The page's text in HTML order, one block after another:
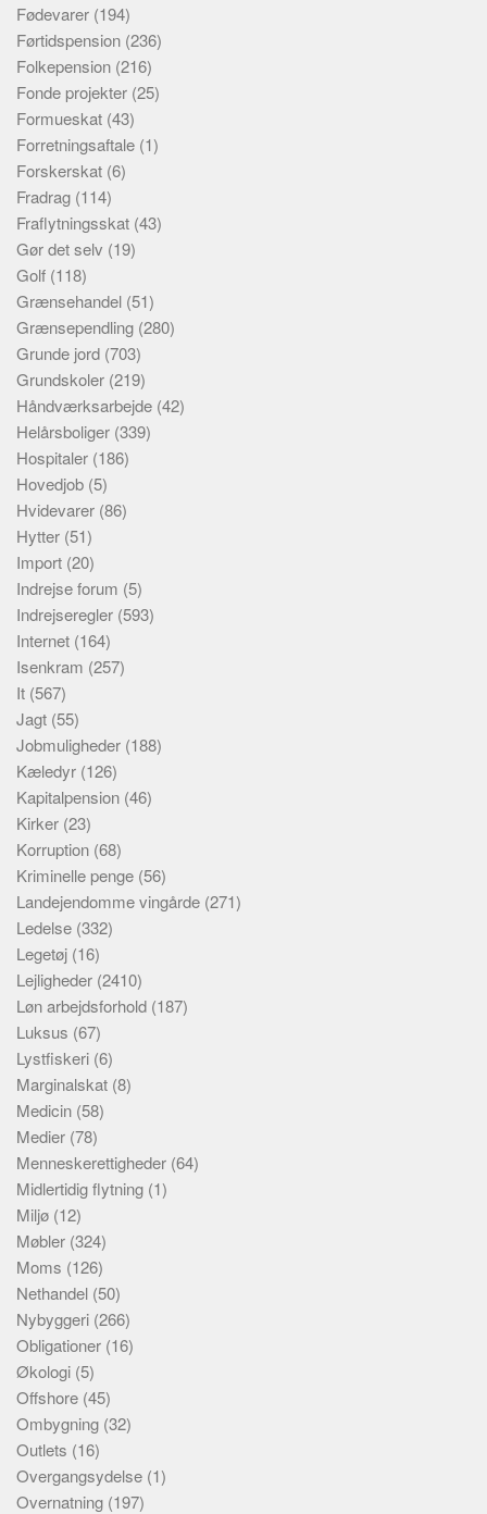
Fødevarer (194)
Førtidspension (236)
Folkepension (216)
Fonde projekter (25)
Formueskat (43)
Forretningsaftale (1)
Forskerskat (6)
Fradrag (114)
Fraflytningsskat (43)
Gør det selv (19)
Golf (118)
Grænsehandel (51)
Grænsependling (280)
Grunde jord (703)
Grundskoler (219)
Håndværksarbejde (42)
Helårsboliger (339)
Hospitaler (186)
Hovedjob (5)
Hvidevarer (86)
Hytter (51)
Import (20)
Indrejse forum (5)
Indrejseregler (593)
Internet (164)
Isenkram (257)
It (567)
Jagt (55)
Jobmuligheder (188)
Kæledyr (126)
Kapitalpension (46)
Kirker (23)
Korruption (68)
Kriminelle penge (56)
Landejendomme vingårde (271)
Ledelse (332)
Legetøj (16)
Lejligheder (2410)
Løn arbejdsforhold (187)
Luksus (67)
Lystfiskeri (6)
Marginalskat (8)
Medicin (58)
Medier (78)
Menneskerettigheder (64)
Midlertidig flytning (1)
Miljø (12)
Møbler (324)
Moms (126)
Nethandel (50)
Nybyggeri (266)
Obligationer (16)
Økologi (5)
Offshore (45)
Ombygning (32)
Outlets (16)
Overgangsydelse (1)
Overnatning (197)